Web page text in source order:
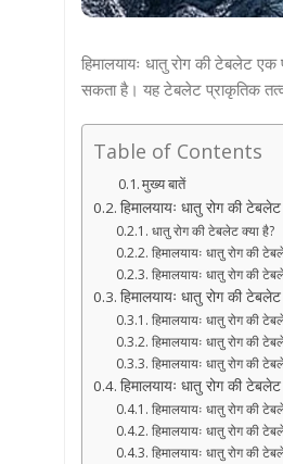
हिमालयायः धातु रोग की टेबलेट
सकता है। यह टेबलेट प्राकृतिक
Table of Contents
मुख्य बातें
हिमालयायः धातु रोग की
धातु रोग की टेबलेट क्या है?
हिमालयायः धातु रोग की
हिमालयायः धातु रोग की
हिमालयायः धातु रोग की
हिमालयायः धातु रोग की
हिमालयायः धातु रोग की
हिमालयायः धातु रोग की
हिमालयायः धातु रोग की
हिमालयायः धातु रोग की
हिमालयायः धातु रोग की
हिमालयायः धातु रोग की